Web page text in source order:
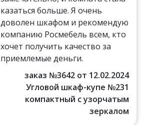
казаться больше. Я очень
доволен шкафом и рекомендую
компанию Росмебель всем, кто
хочет получить качество за
приемлемые деньги.
заказ №3642 от 12.02.2024
Угловой шкаф-купе №231
компактный с узорчатым
зеркалом